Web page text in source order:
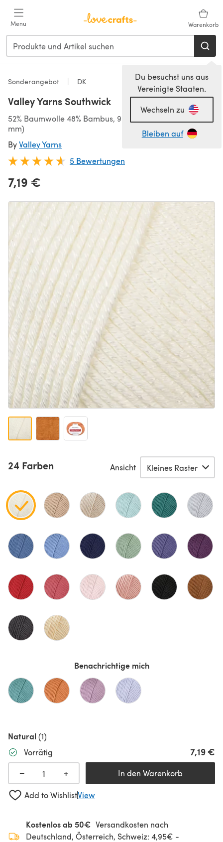
Menu Warenkorb
Du besuchst uns aus
Vereinigte Staaten.
Wechseln zu
Bleiben auf
Sonderangebot DK
Valley Yarns Southwick
52% Baumwolle 48% Bambus, 96m/50g, DK (3,75-4,50
mm)
ByValley Yarns
5 Bewertungen
7,19 €
24 Farben Ansicht
Benachrichtige mich
Natural (1)
Vorrätig
7,19 €
−
+ In den Warenkorb
Add to WishlistView
Kostenlos ab 50€ Versandkosten nach
Deutschland, Österreich, Schweiz: 4,95€ -